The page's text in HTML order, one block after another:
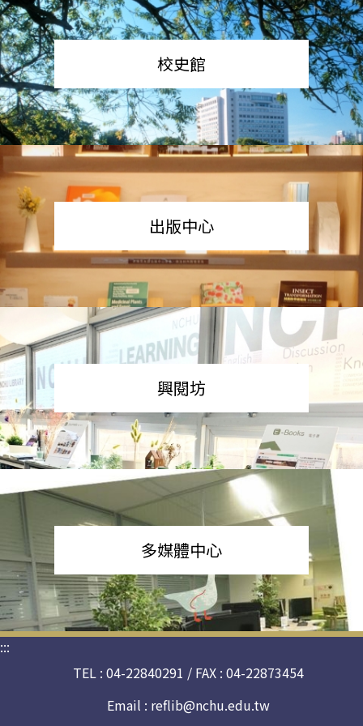
校史館
出版中心
興閱坊
多媒體中心
:::
TEL : 04-22840291 / FAX : 04-22873454
Email : reflib@nchu.edu.tw